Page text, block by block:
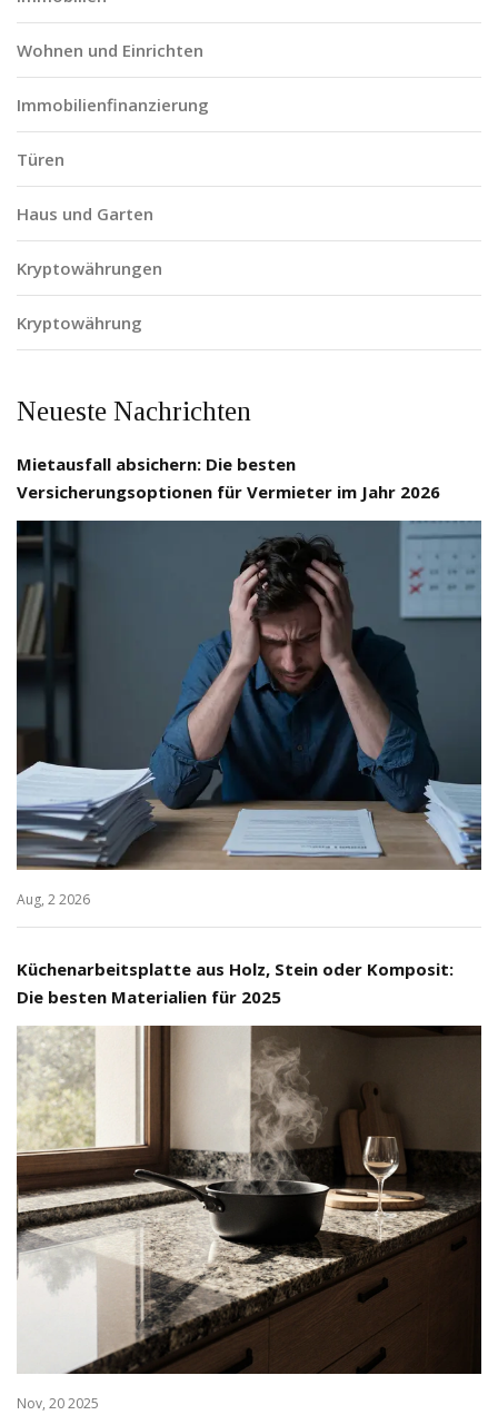
Wohnen und Einrichten
Immobilienfinanzierung
Türen
Haus und Garten
Kryptowährungen
Kryptowährung
Neueste Nachrichten
Mietausfall absichern: Die besten
Versicherungsoptionen für Vermieter im Jahr 2026
Aug, 2 2026
Küchenarbeitsplatte aus Holz, Stein oder Komposit:
Die besten Materialien für 2025
Nov, 20 2025